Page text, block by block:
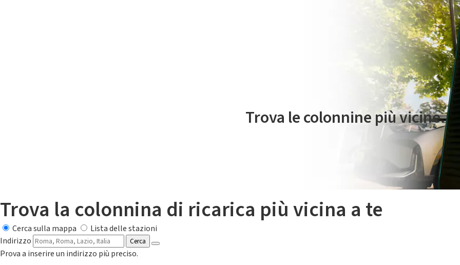
Il servizio di mobilità elettrica è gestito da Plenitude On The Road
Trova le colonnine più vicine.
Trova la colonnina di ricarica più vicina a te
Cerca sulla mappa
Lista delle stazioni
Indirizzo
Cerca
Prova a inserire un indirizzo più preciso.